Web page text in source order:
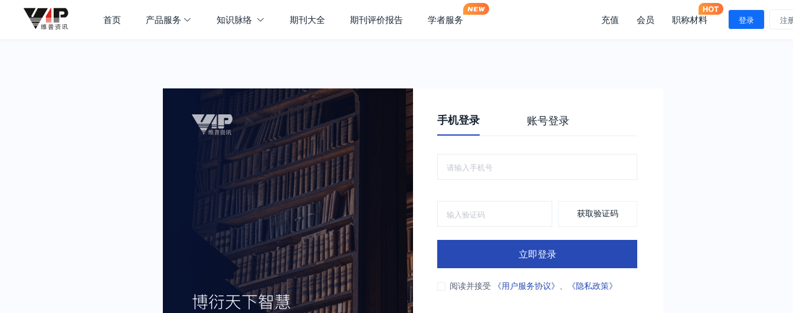
首页 产品服务 知识脉络 期刊大全 期刊评价报告 学者服务 充值 会员 职称材料 登录 注
手机登录 账号登录
获取验证码
立即登录
阅读并接受 《用户服务协议》 、 《隐私政策》